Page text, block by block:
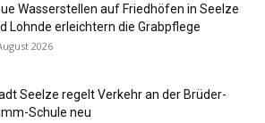
Wasserstellen auf Friedhöfen in Seelze
Lohnde erleichtern die Grabpflege
2026
Seelze regelt Verkehr an der Brüder-
Schule neu